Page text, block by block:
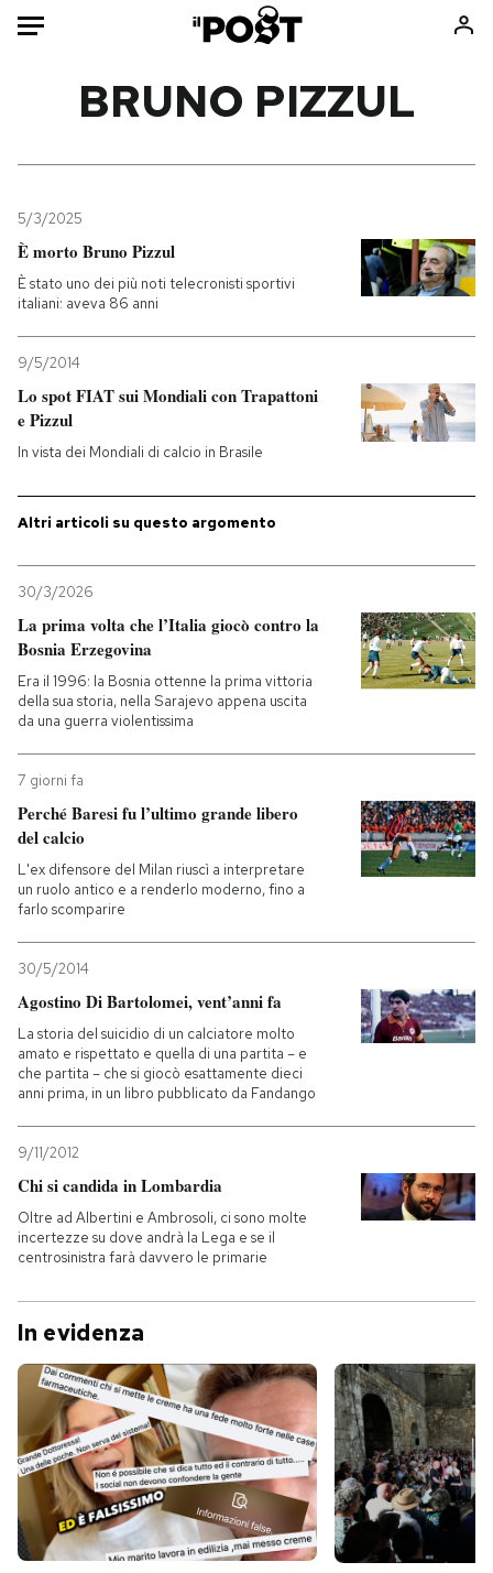
Mondo
Politica
Tecnologia
Internet
Scienza
Economia
Storie/Idee
Media
Altrecose
Mondiali calcio 2026
I MIEI PREFERITI
SHOP
CALENDARIO
AREA PERSONALE
Entra
BRUNO PIZZUL
5/3/2025
È morto Bruno Pizzul
È stato uno dei più noti telecronisti sportivi
italiani: aveva 86 anni
9/5/2014
Lo spot FIAT sui Mondiali con Trapattoni
e Pizzul
In vista dei Mondiali di calcio in Brasile
Altri articoli su questo argomento
30/3/2026
La prima volta che l’Italia giocò contro la
Bosnia Erzegovina
Era il 1996: la Bosnia ottenne la prima vittoria
della sua storia, nella Sarajevo appena uscita
da una guerra violentissima
7 giorni fa
Perché Baresi fu l’ultimo grande libero
del calcio
L'ex difensore del Milan riuscì a interpretare
un ruolo antico e a renderlo moderno, fino a
farlo scomparire
30/5/2014
Agostino Di Bartolomei, vent’anni fa
La storia del suicidio di un calciatore molto
amato e rispettato e quella di una partita – e
che partita – che si giocò esattamente dieci
anni prima, in un libro pubblicato da Fandango
9/11/2012
Chi si candida in Lombardia
Oltre ad Albertini e Ambrosoli, ci sono molte
incertezze su dove andrà la Lega e se il
centrosinistra farà davvero le primarie
In evidenza